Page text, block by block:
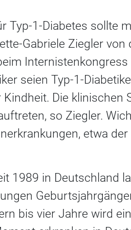
Typ-1-Diabetes sollte
Gabriele Ziegler
Internistenkongress
seien Typ-1-
Die klinischen
so Ziegler.
etwa
1989 in Deutschland
bis vier Jahre wird